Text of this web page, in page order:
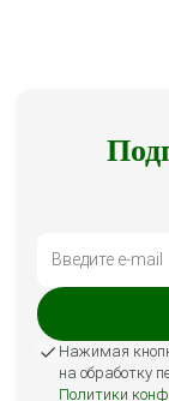
Нажимая
на обработку
Политики